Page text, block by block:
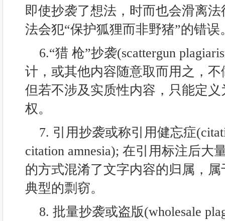
即使抄袭了想法，时而也会滑离
法会犯“保护狐狸而非野猪”的错误
6.“猎 枪”抄袭(scattergun
计，或其他内容随意取而用之，
但若不涉及实质性内容，只能定
权。
7. 引用抄袭或称引用健忘症
citation amnesia); 在引用标注后大
的方式混淆了文字内容的归属，
典型的剽窃。
8. 批量抄袭或盗版(wholesale